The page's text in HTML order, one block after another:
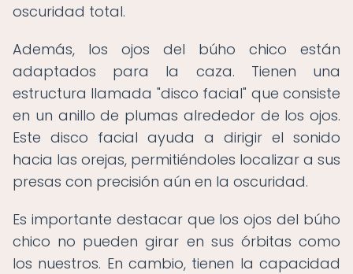
oscuridad total.
Además, los ojos del búho chico están
adaptados para la caza. Tienen una
estructura llamada "disco facial" que consiste
en un anillo de plumas alrededor de los ojos.
Este disco facial ayuda a dirigir el sonido
hacia las orejas, permitiéndoles localizar a sus
presas con precisión aún en la oscuridad.
Es importante destacar que los ojos del búho
chico no pueden girar en sus órbitas como
los nuestros. En cambio, tienen la capacidad